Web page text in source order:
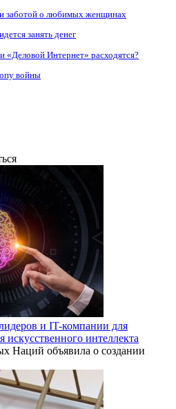
заботой о любимых женщинах
занять денег
«Деловой Интернет» расходятся?
войны
и IT-компании для
искусственного интеллекта
Наций объявила о создании